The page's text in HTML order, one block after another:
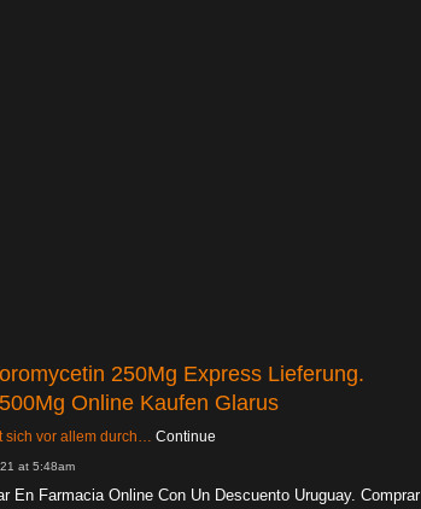
250Mg Express Lieferung.
Online Kaufen Glarus
sich vor allem durch… Continue
at 5:48am
En Farmacia Online Con Un Descuento Uruguay. Comprar